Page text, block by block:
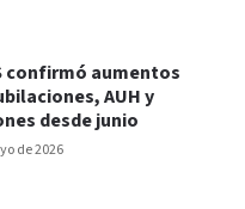
de 2026
confirmó aumentos
AUH y
desde junio